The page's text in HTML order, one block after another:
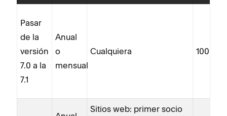
Pasar
de la
versión
7.0 a la
7.1
Anual
o
mensual
Cualquiera 100
Sitios web: primer socio